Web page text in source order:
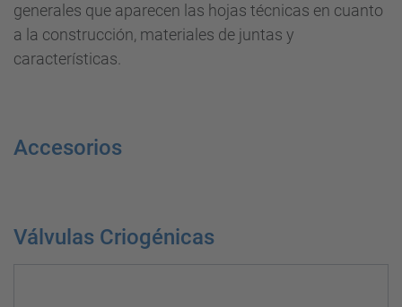
generales que aparecen las hojas técnicas en cuanto
a la construcción, materiales de juntas y
características.
Accesorios
Válvulas Criogénicas